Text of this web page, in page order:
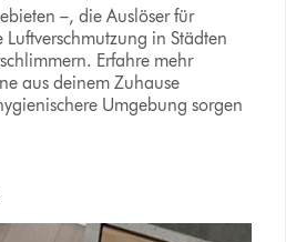
–, die Auslöser für
in Städten
Erfahre mehr
aus deinem Zuhause
Umgebung sorgen